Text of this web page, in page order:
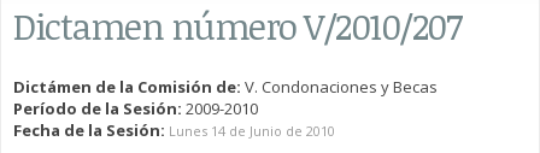
Dictamen número V/2010/207
Dictámen de la Comisión de: V. Condonaciones y Becas
Período de la Sesión: 2009-2010
Fecha de la Sesión: Lunes 14 de Junio de 2010